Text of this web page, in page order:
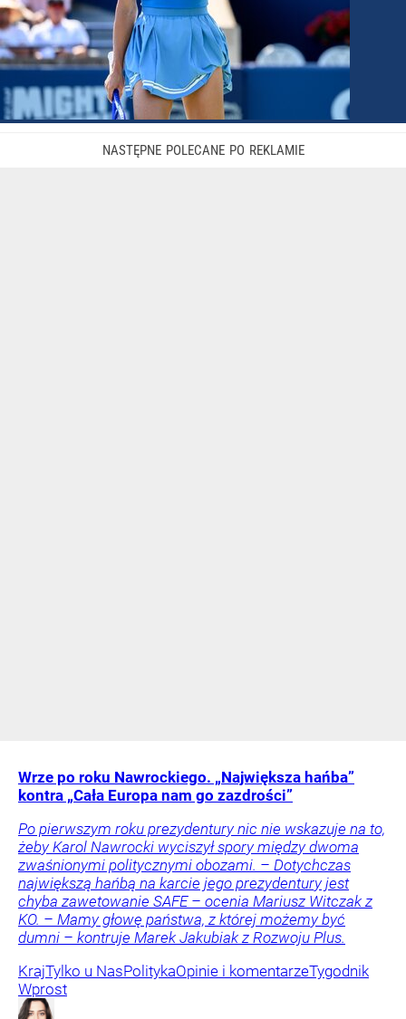
Wrze po roku Nawrockiego. „Największa hańba”
kontra „Cała Europa nam go zazdrości”
Po pierwszym roku prezydentury nic nie wskazuje na to,
żeby Karol Nawrocki wyciszył spory między dwoma
zwaśnionymi politycznymi obozami. – Dotychczas
największą hańbą na karcie jego prezydentury jest
chyba zawetowanie SAFE – ocenia Mariusz Witczak z
KO. – Mamy głowę państwa, z której możemy być
dumni – kontruje Marek Jakubiak z Rozwoju Plus.
KrajTylko u NasPolitykaOpinie i komentarzeTygodnik
Wprost